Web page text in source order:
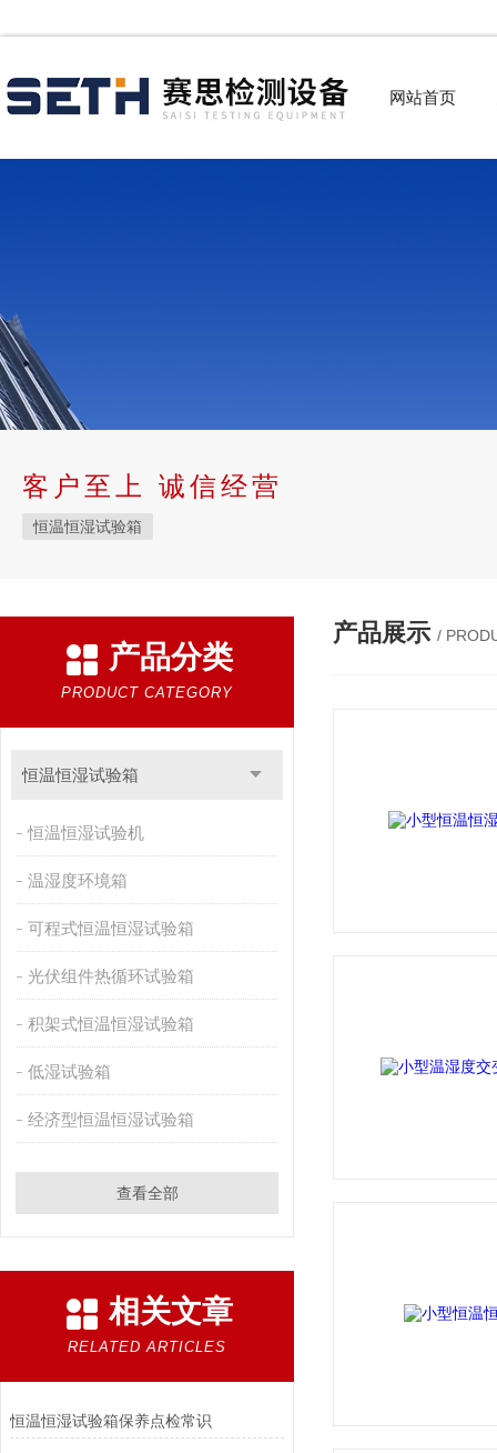
网站首页
客户至上 诚信经营
恒温恒湿试验箱
产品分类
PRODUCT CATEGORY
恒温恒湿试验箱
恒温恒湿试验机
温湿度环境箱
可程式恒温恒湿试验箱
光伏组件热循环试验箱
积架式恒温恒湿试验箱
低湿试验箱
经济型恒温恒湿试验箱
查看全部
相关文章
RELATED ARTICLES
恒温恒湿试验箱保养点检常识
产品展示 /